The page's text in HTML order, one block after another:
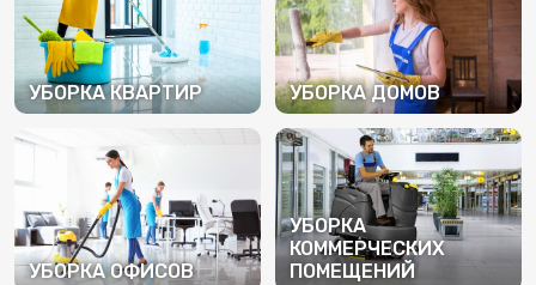
УБОРКА КВАРТИР УБОРКА ДОМОВ
ПОДРОБНЕЕ
УБОРКА ОФИСОВ
УБОРКА
КОММЕРЧЕСКИХ
ПОМЕЩЕНИЙ